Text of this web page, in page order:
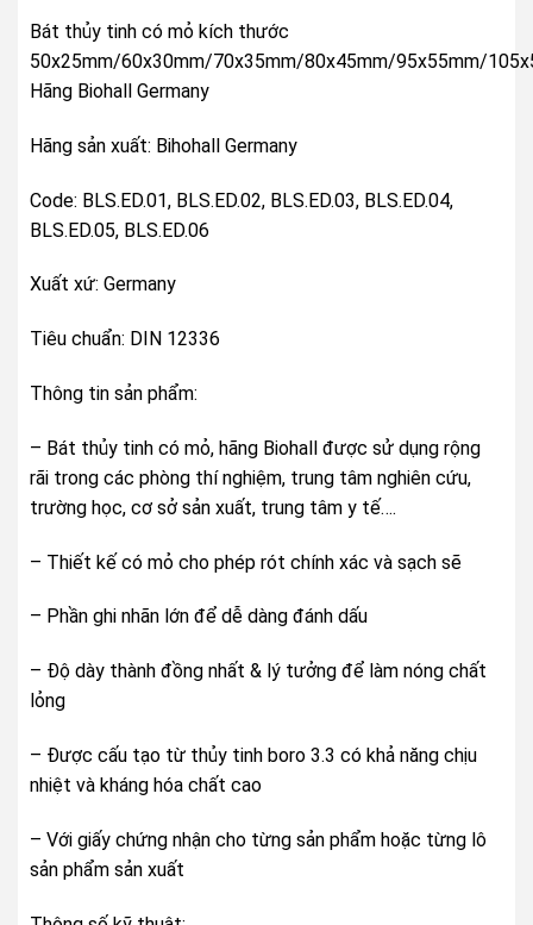
Bát thủy tinh có mỏ kích thước
50x25mm/60x30mm/70x35mm/80x45mm/95x55mm/
Hãng Biohall Germany
Hãng sản xuất: Bihohall Germany
Code: BLS.ED.01, BLS.ED.02, BLS.ED.03, BLS.ED.04,
BLS.ED.05, BLS.ED.06
Xuất xứ: Germany
Tiêu chuẩn: DIN 12336
Thông tin sản phẩm:
– Bát thủy tinh có mỏ, hãng Biohall được sử dụng rộng
rãi trong các phòng thí nghiệm, trung tâm nghiên cứu,
trường học, cơ sở sản xuất, trung tâm y tế….
– Thiết kế có mỏ cho phép rót chính xác và sạch sẽ
– Phần ghi nhãn lớn để dễ dàng đánh dấu
– Độ dày thành đồng nhất & lý tưởng để làm nóng chất
lỏng
– Được cấu tạo từ thủy tinh boro 3.3 có khả năng chịu
nhiệt và kháng hóa chất cao
– Với giấy chứng nhận cho từng sản phẩm hoặc từng lô
sản phẩm sản xuất